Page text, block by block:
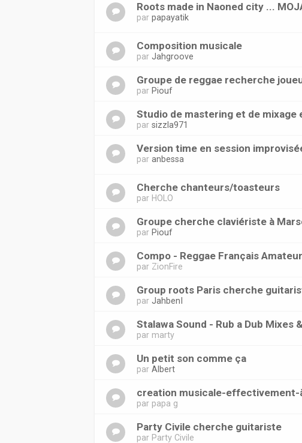
Roots made in Naoned city ...
parpapayatik
Composition musicale
parJahgroove
Groupe de reggae recherche
par Piouf
Studio de mastering et de mixage
parsizzla971
Version time en session
paranbessa
Cherche chanteurs/toasteurs
par HOLO
Groupe cherche claviériste à
par Piouf
Compo - Reggae Français
par ZionFire
Group roots Paris cherche
parJahbenI
Stalawa Sound - Rub a Dub Mixes
par marty
Un petit son comme ça
parAlbert
creation musicale-effectivement-
par papa g
Party Civile cherche guitariste
par Party Civile